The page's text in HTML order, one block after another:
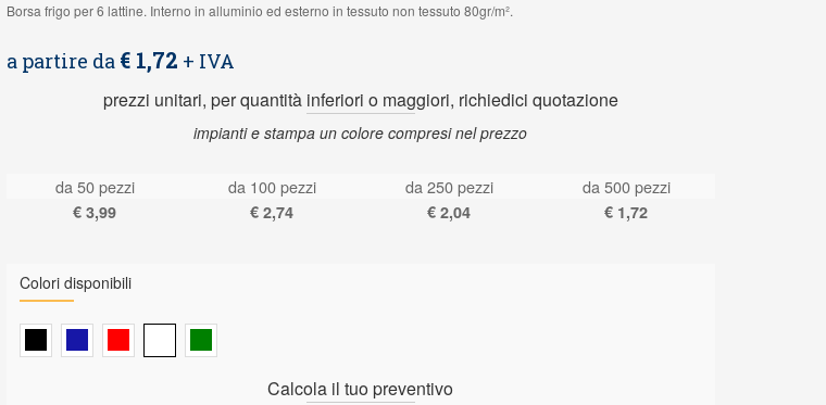
Borsa frigo per 6 lattine. Interno in alluminio ed esterno in tessuto non tessuto 80gr/m².
a partire da € 1,72 + IVA
prezzi unitari, per quantità inferiori o maggiori, richiedici quotazione
impianti e stampa un colore compresi nel prezzo
da 50 pezzi
€ 3,99
da 100 pezzi
€ 2,74
da 250 pezzi
€ 2,04
da 500 pezzi
€ 1,72
Colori disponibili
Calcola il tuo preventivo